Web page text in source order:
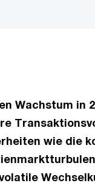
Wachstum in
wie die